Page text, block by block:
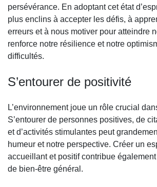
persévérance. En adoptant cet état
plus enclins à accepter les défis, à
erreurs et à nous motiver pour atteindre
renforce notre résilience et notre
difficultés.
S’entourer de positivité
L’environnement joue un rôle crucial
S’entourer de personnes positives, de
et d’activités stimulantes peut
humeur et notre perspective. Créer un
accueillant et positif contribue
de bien-être général.